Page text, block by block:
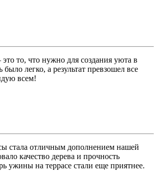
это то, что нужно для создания уюта в
было легко, а результат превзошел все
всем!
стала отличным дополнением нашей
качество дерева и прочность
ужины на террасе стали еще приятнее.